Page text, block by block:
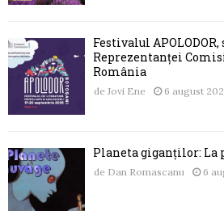
Festivalul
Reprezentanței
România
de Jovi Ene 6 august
Planeta giganților: La
de Dan Romascanu 6